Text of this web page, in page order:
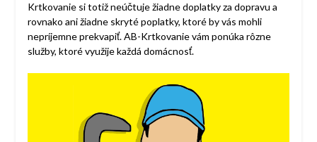
Krtkovanie si totiž neúčtuje žiadne doplatky za dopravu a
rovnako ani žiadne skryté poplatky, ktoré by vás mohli
nepríjemne prekvapiť. AB-Krtkovanie vám ponúka rôzne
služby, ktoré využije každá domácnosť.